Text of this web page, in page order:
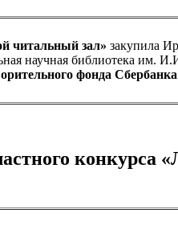
читальный зал» закупила
научная библиотека им.
фонда
конкурса